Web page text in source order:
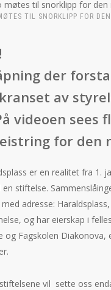
TIL SNORKLIPP FOR
der
av
videoen
for den
er en realitet fra 1.
stiftelse.
adresse:
og har eierskap i
og Fagskolen
vil sette oss